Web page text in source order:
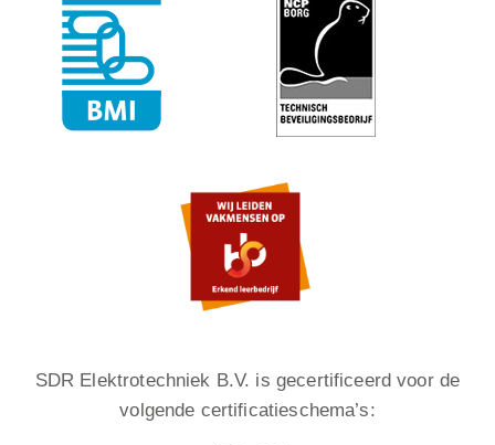
SDR Elektrotechniek B.V. is gecertificeerd voor de
volgende certificatieschema’s: